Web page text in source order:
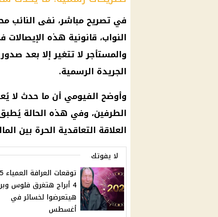
في تصريح مباشر، نفى النائب
النواب، قانونية هذه
والمستأجر لا تتغير إلا بعد
الجريدة الرسمية.
وأوضح الفيومي أن ما حدث لا
العلاقة التعاقدية الحرة بين
لا يفوتك
4 أبراج هتغرق فلوس
هيتعرضوا لخسائر في
أغسطس